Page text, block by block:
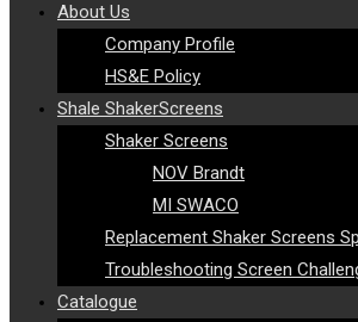
About Us
Company Profile
HS&E Policy
Shale ShakerScreens
Shaker Screens
NOV Brandt
MI SWACO
Replacement Shaker Screens
Troubleshooting Screen
Catalogue